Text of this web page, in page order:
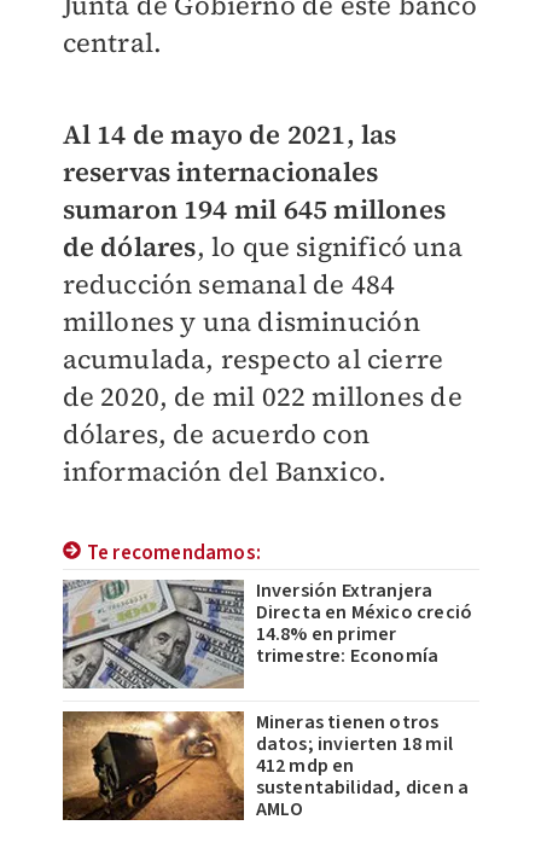
central.
Al 14 de mayo de 2021, las
reservas internacionales
sumaron 194 mil 645 millones
de dólares, lo que significó una
reducción semanal de 484
millones y una disminución
acumulada, respecto al cierre
de 2020, de mil 022 millones de
dólares, de acuerdo con
información del Banxico.
Te recomendamos:
Inversión Extranjera
Directa en México creció
14.8% en primer
trimestre: Economía
Mineras tienen otros
datos; invierten 18 mil
412 mdp en
sustentabilidad, dicen a
AMLO